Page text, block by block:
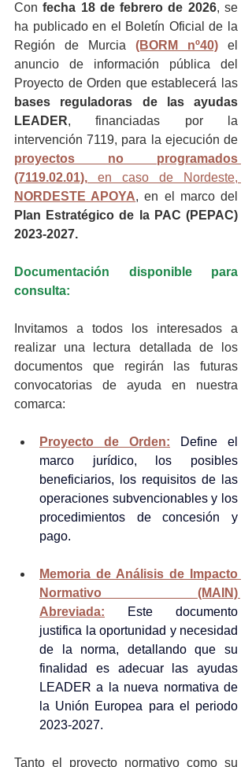
Con fecha 18 de febrero de 2026, se
ha publicado en el Boletín Oficial de la
Región de Murcia (BORM nº40) el
anuncio de información pública del
bases reguladoras de las ayudas
LEADER, financiadas por la
intervención 7119, para la ejecución de
proyectos no programados
(7119.02.01),
NORDESTE APOYA, en el marco del
Plan Estratégico de la PAC (PEPAC)
2023-2027.
Documentación disponible para
consulta:
Invitamos a todos los interesados a
realizar una lectura detallada de los
documentos que regirán las futuras
convocatorias de ayuda en nuestra
comarca:
Proyecto de Orden:
Define el
marco jurídico, los posibles
beneficiarios, los requisitos de las
operaciones subvencionables y los
procedimientos de concesión y
pago.
Memoria de Análisis de Impacto
Normativo (MAIN)
Abreviada: Este documento
justifica la oportunidad y necesidad
de la norma, detallando que su
finalidad es adecuar las ayudas
LEADER a la nueva normativa de
la Unión Europea para el periodo
2023-2027.
Tanto el proyecto normativo como su